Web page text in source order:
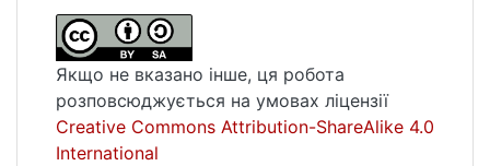
Якщо не вказано інше, ця робота
розповсюджується на умовах ліцензії
Creative Commons Attribution-ShareAlike 4.0
International